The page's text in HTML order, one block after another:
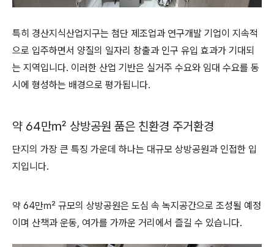
특히 경산지식산업지구는 첨단 제조업과 연구개발 기업이 지속적
으로 입주하면서 양질의 일자리 창출과 인구 유입 효과가 기대되
는 지역입니다. 이러한 산업 기반은 실거주 수요와 임대 수요를 동
시에 형성하는 배경으로 평가됩니다.
약 64만㎡ 상방공원 품은 친환경 주거환경
단지의 가장 큰 특징 가운데 하나는 대규모 상방공원과 인접한 입
지입니다.
약 64만㎡ 규모의 상방공원은 도심 속 녹지공간으로 조성될 예정
이며 산책과 운동, 여가를 가까운 거리에서 즐길 수 있습니다.